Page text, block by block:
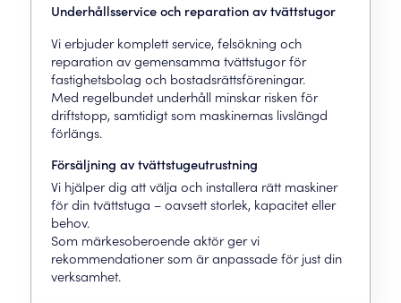
Underhållsservice och reparation av tvättstugor
Vi erbjuder komplett service, felsökning och
reparation av gemensamma tvättstugor för
fastighetsbolag och bostadsrättsföreningar.
Med regelbundet underhåll minskar risken för
driftstopp, samtidigt som maskinernas livslängd
förlängs.
Försäljning av tvättstugeutrustning
Vi hjälper dig att välja och installera rätt maskiner
för din tvättstuga – oavsett storlek, kapacitet eller
behov.
Som märkesoberoende aktör ger vi
rekommendationer som är anpassade för just din
verksamhet.